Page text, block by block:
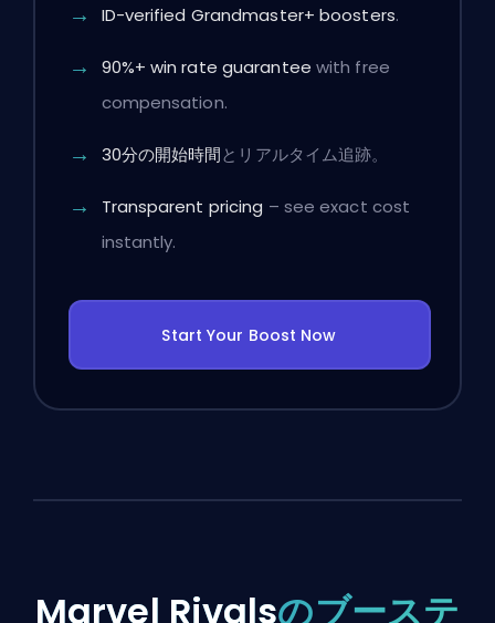
ID-verified Grandmaster+ boosters.
90%+ win rate guarantee with free
compensation.
30分の開始時間とリアルタイム追跡。
Transparent pricing – see exact cost
instantly.
Start Your Boost Now
Marvel Rivalsのブーステ